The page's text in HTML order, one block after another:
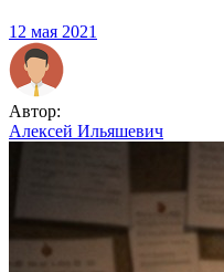
12 мая 2021
Автор:
Алексей Ильяшевич